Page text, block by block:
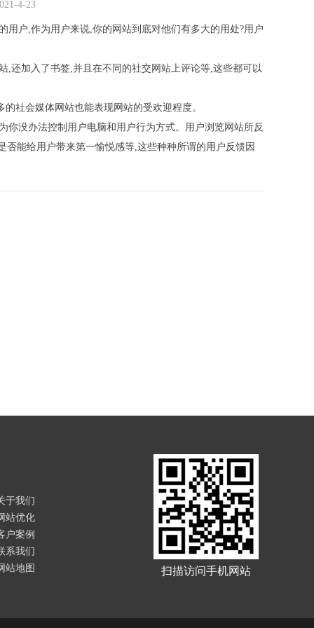
4-23
户,作为用户来说,你的网站到底对他们有多大的用处?用户
加入了书签,并且在不同的社交网站上评论等,这些都可以
会媒体网站也能表现网站的受欢迎程度。
没办法控制用户电脑和用户行为方式。用户浏览网站所反
能给用户带来第一愉悦感等,这些种种所谓的用户反馈因
于我们
站优化
户案例
系我们
站地图
扫描访问手机网站